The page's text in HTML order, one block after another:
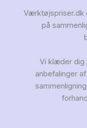
Værktøjspriser.dk
på
Vi klæder dig
anbefalinger